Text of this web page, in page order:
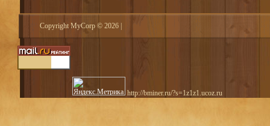
Copyright MyCorp © 2026
http://bminer.ru/?s=1z1z1.ucoz.ru